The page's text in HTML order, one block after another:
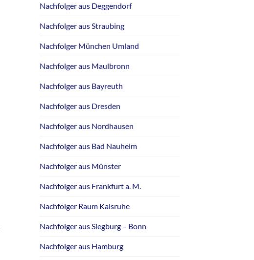
Nachfolger aus Deggendorf
Nachfolger aus Straubing
Nachfolger München Umland
Nachfolger aus Maulbronn
Nachfolger aus Bayreuth
Nachfolger aus Dresden
Nachfolger aus Nordhausen
Nachfolger aus Bad Nauheim
Nachfolger aus Münster
Nachfolger aus Frankfurt a. M.
Nachfolger Raum Kalsruhe
Nachfolger aus Siegburg – Bonn
Nachfolger aus Hamburg